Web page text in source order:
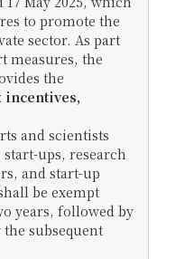
to promote the
sector. As part
measures, the
the
incentives,
and scientists
ups, research
and start-up
be exempt
years, followed by
subsequent